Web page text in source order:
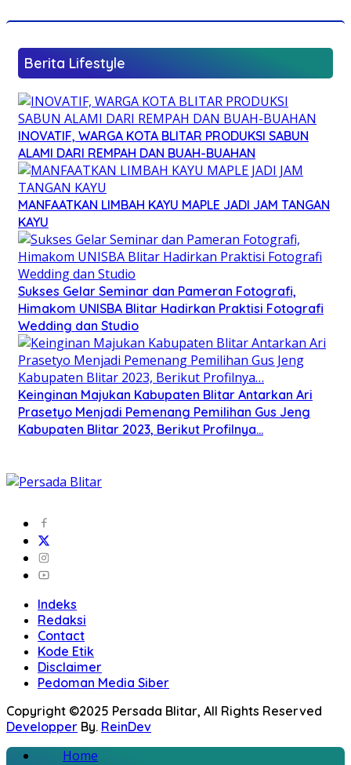
Berita Lifestyle
INOVATIF, WARGA KOTA BLITAR PRODUKSI SABUN
ALAMI DARI REMPAH DAN BUAH-BUAHAN
MANFAATKAN LIMBAH KAYU MAPLE JADI JAM TANGAN
KAYU
Sukses Gelar Seminar dan Pameran Fotografi,
Himakom UNISBA Blitar Hadirkan Praktisi Fotografi
Wedding dan Studio
Keinginan Majukan Kabupaten Blitar Antarkan Ari
Prasetyo Menjadi Pemenang Pemilihan Gus Jeng
Kabupaten Blitar 2023, Berikut Profilnya…
Indeks
Redaksi
Contact
Kode Etik
Disclaimer
Pedoman Media Siber
Copyright ©2025 Persada Blitar, All Rights Reserved
Developper By. ReinDev
Home